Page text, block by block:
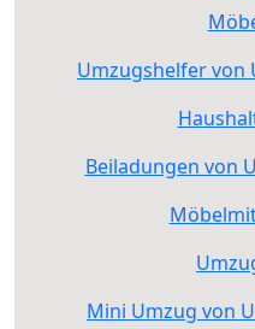
Umzugshelfer von
Beiladungen von
Mini Umzug von